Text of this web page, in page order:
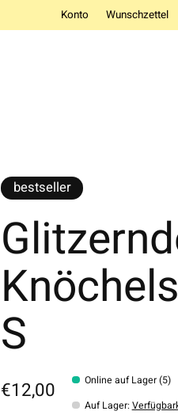
Konto Wunschzettel
bestseller
S
€12,00
Online auf Lager (5)
Auf Lager: